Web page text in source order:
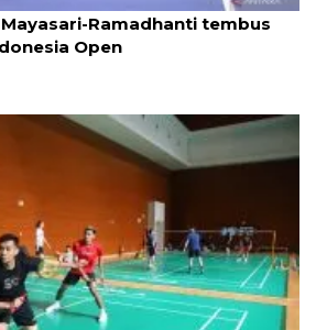
Ramadhanti tembus
Open